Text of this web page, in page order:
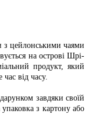
з цейлонськими чаями
на острові Шрі-
продукт, який
від часу.
завдяки своїй
з картону або